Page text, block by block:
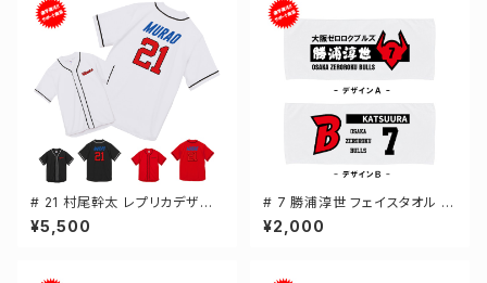
# 21 村尾幹太 レプリカデザイ
ン 3カラー 選手還元 ベースボ
ールシャツ S-XXLサイズ 5982
¥5,500
# 7 勝浦淳世 フェイスタオル 選
手還元 2デザイン FT0144
¥2,000